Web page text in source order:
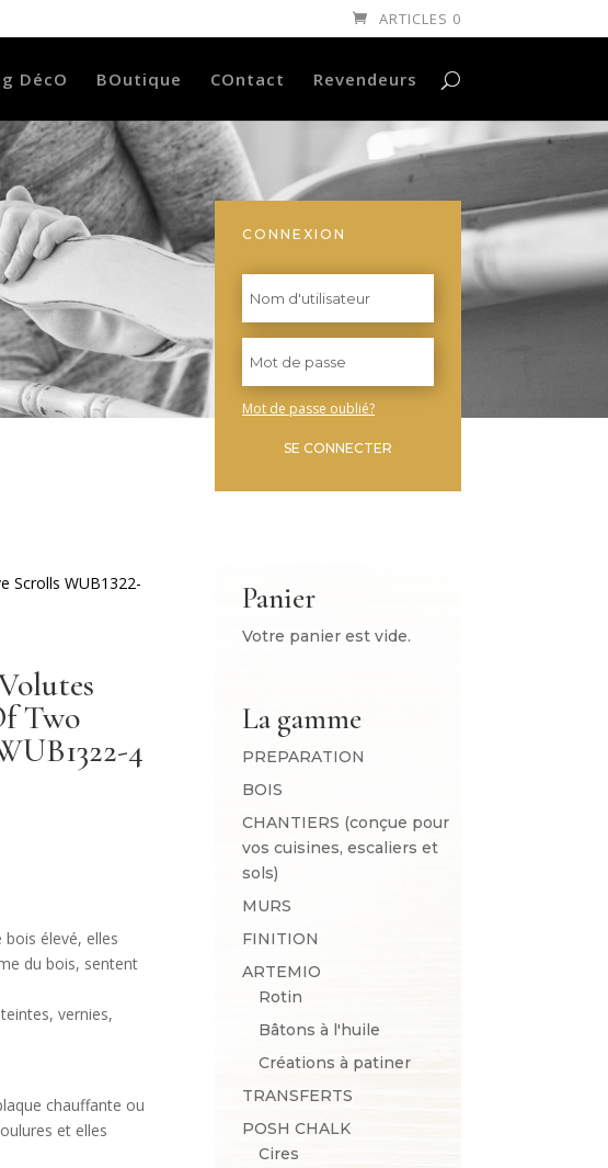
ARTICLES 0
DécO BOutique COntact Revendeurs
CONNEXION
Mot de passe oublié?
SE CONNECTER
Scrolls WUB1322-
Two
4
élevé, elles
du bois, sentent
vernies,
chauffante ou
et elles
Panier
Votre panier est vide.
La gamme
PREPARATION
BOIS
CHANTIERS (conçue pour
vos cuisines, escaliers et
sols)
MURS
FINITION
ARTEMIO
Rotin
Bâtons à l'huile
Créations à patiner
TRANSFERTS
POSH CHALK
Cires